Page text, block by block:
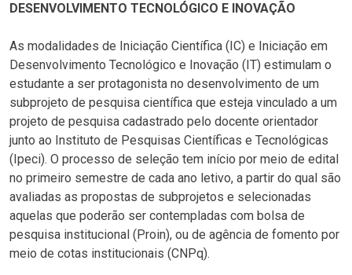
DESENVOLVIMENTO TECNOLÓGICO E INOVAÇÃO
As modalidades de Iniciação Científica (IC) e Iniciação em
Desenvolvimento Tecnológico e Inovação (IT) estimulam o
estudante a ser protagonista no desenvolvimento de um
subprojeto de pesquisa científica que esteja vinculado a um
projeto de pesquisa cadastrado pelo docente orientador
junto ao Instituto de Pesquisas Científicas e Tecnológicas
(Ipeci). O processo de seleção tem início por meio de edital
no primeiro semestre de cada ano letivo, a partir do qual são
avaliadas as propostas de subprojetos e selecionadas
aquelas que poderão ser contempladas com bolsa de
pesquisa institucional (Proin), ou de agência de fomento por
meio de cotas institucionais (CNPq).